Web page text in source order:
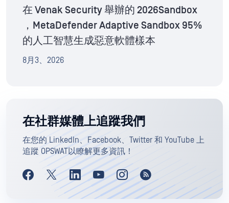
在 Venak Security 舉辦的 2026Sandbox
，MetaDefender Adaptive Sandbox 95%
的人工智慧生成惡意軟體樣本
8月3、2026
在社群媒體上追蹤我們
在您的 LinkedIn、Facebook、Twitter 和 YouTube 上
追蹤 OPSWAT以瞭解更多資訊！